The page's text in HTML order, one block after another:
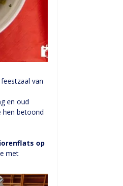
van
en oud
hen betoond
op
met